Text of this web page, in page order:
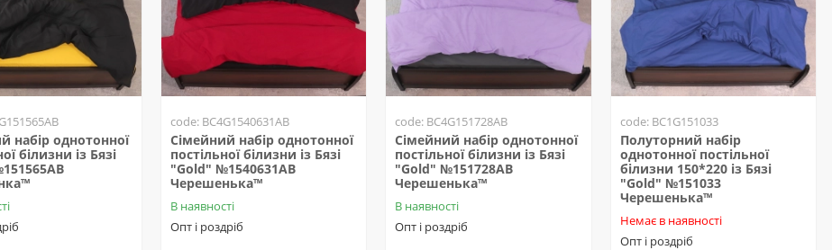
набір однотонної
білизни із Бязі
code: BC4G1540631AB
Сімейний набір однотонної
постільної білизни із Бязі
"Gold" №1540631AB
Черешенька™
В наявності
Опт і роздріб
code: BC4G151728AB
Сімейний набір однотонної
постільної білизни із Бязі
"Gold" №151728AB
Черешенька™
В наявності
Опт і роздріб
code: BC1G151033
Полуторний набір
однотонної постільної
білизни 150*220 із Бязі
"Gold" №151033
Черешенька™
Немає в наявності
Опт і роздріб